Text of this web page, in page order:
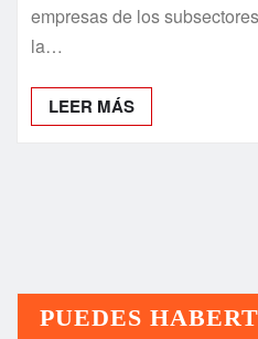
empresas de los
la…
LEER MÁS
PUEDES